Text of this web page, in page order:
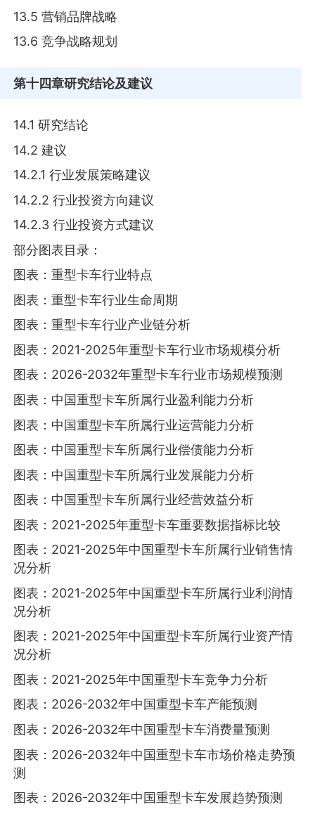
13.5 营销品牌战略
13.6 竞争战略规划
第十四章研究结论及建议
14.1 研究结论
14.2 建议
14.2.1 行业发展策略建议
14.2.2 行业投资方向建议
14.2.3 行业投资方式建议
部分图表目录：
图表：重型卡车行业特点
图表：重型卡车行业生命周期
图表：重型卡车行业产业链分析
图表：2021-2025年重型卡车行业市场规模分析
图表：2026-2032年重型卡车行业市场规模预测
图表：中国重型卡车所属行业盈利能力分析
图表：中国重型卡车所属行业运营能力分析
图表：中国重型卡车所属行业偿债能力分析
图表：中国重型卡车所属行业发展能力分析
图表：中国重型卡车所属行业经营效益分析
图表：2021-2025年重型卡车重要数据指标比较
图表：2021-2025年中国重型卡车所属行业销售情
况分析
图表：2021-2025年中国重型卡车所属行业利润情
况分析
图表：2021-2025年中国重型卡车所属行业资产情
况分析
图表：2021-2025年中国重型卡车竞争力分析
图表：2026-2032年中国重型卡车产能预测
图表：2026-2032年中国重型卡车消费量预测
图表：2026-2032年中国重型卡车市场价格走势预
测
图表：2026-2032年中国重型卡车发展趋势预测